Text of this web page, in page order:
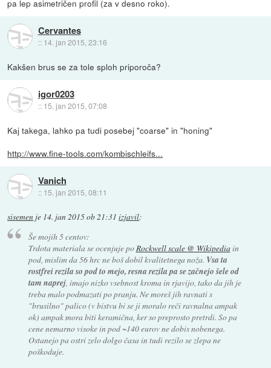
pa lep asimetričen profil (za v desno roko).
Cervantes
:: 14. jan 2015, 23:16
Kakšen brus se za tole sploh priporoča?
igor0203
:: 15. jan 2015, 07:08
Kaj takega, lahko pa tudi posebej "coarse" in "honing"
http://www.fine-tools.com/kombischleifs...
Vanich
:: 15. jan 2015, 08:11
sisemen je 14. jan 2015 ob 21:31 izjavil:
Še mojih 5 centov:
Trdota materiala se ocenjuje poRockwell scale @ Wikipediain
pod, mislim da 56 hrc ne boš dobil kvalitetnega noža. Vsa ta
rostfrei rezila so pod to mejo, resna rezila pa se začnejo šele od
tam naprej, imajo nizko vsebnost kroma in rjavijo, tako da jih je
treba malo podmazati po pranju. Ne moreš jih ravnati s
"brusilno" palico (v bistvu bi se ji moralo reči ravnalna ampak
ok) ampak mora biti keramična, ker so preprosto pretrdi. So pa
cene nemarno visoke in pod ~140 eurov ne dobis nobenega.
Ostanejo pa ostri zelo dolgo časa in tudi rezilo se zlepa ne
poškoduje.